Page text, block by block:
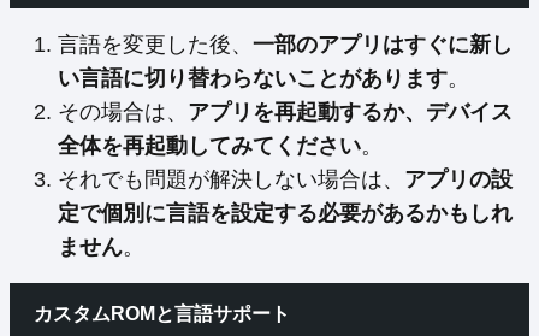
言語を変更した後、 一部のアプリはすぐに新し
い言語に切り替わらないことがあります。
その場合は、 アプリを再起動するか、デバイス
全体を再起動してみてください。
それでも問題が解決しない場合は、 アプリの設
定で個別に言語を設定する必要があるかもしれ
ません。
カスタムROMと言語サポート